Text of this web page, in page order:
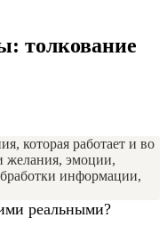
толкование
которая работает и во
желания, эмоции,
информации,
реальными?